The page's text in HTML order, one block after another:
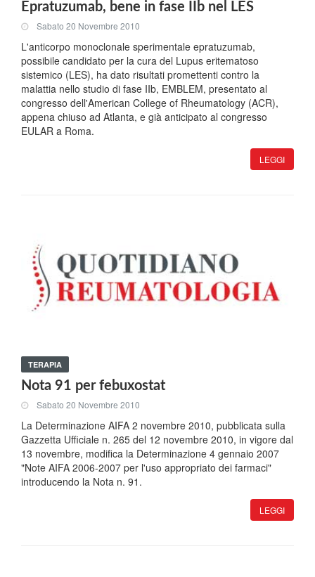
Epratuzumab, bene in fase IIb nel LES
Sabato 20 Novembre 2010
L'anticorpo monoclonale sperimentale epratuzumab,
possibile candidato per la cura del Lupus eritematoso
sistemico (LES), ha dato risultati promettenti contro la
malattia nello studio di fase IIb, EMBLEM, presentato al
congresso dell'American College of Rheumatology (ACR),
appena chiuso ad Atlanta, e già anticipato al congresso
EULAR a Roma.
LEGGI
TERAPIA
Nota 91 per febuxostat
Sabato 20 Novembre 2010
La Determinazione AIFA 2 novembre 2010, pubblicata sulla
Gazzetta Ufficiale n. 265 del 12 novembre 2010, in vigore dal
13 novembre, modifica la Determinazione 4 gennaio 2007
"Note AIFA 2006-2007 per l'uso appropriato dei farmaci"
introducendo la Nota n. 91.
LEGGI